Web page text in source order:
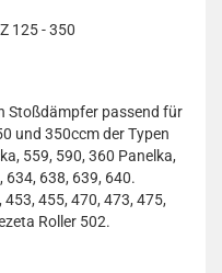
125 - 350
Stoßdämpfer passend für
und 350ccm der Typen
559, 590, 360 Panelka,
634, 638, 639, 640.
455, 470, 473, 475,
Roller 502.